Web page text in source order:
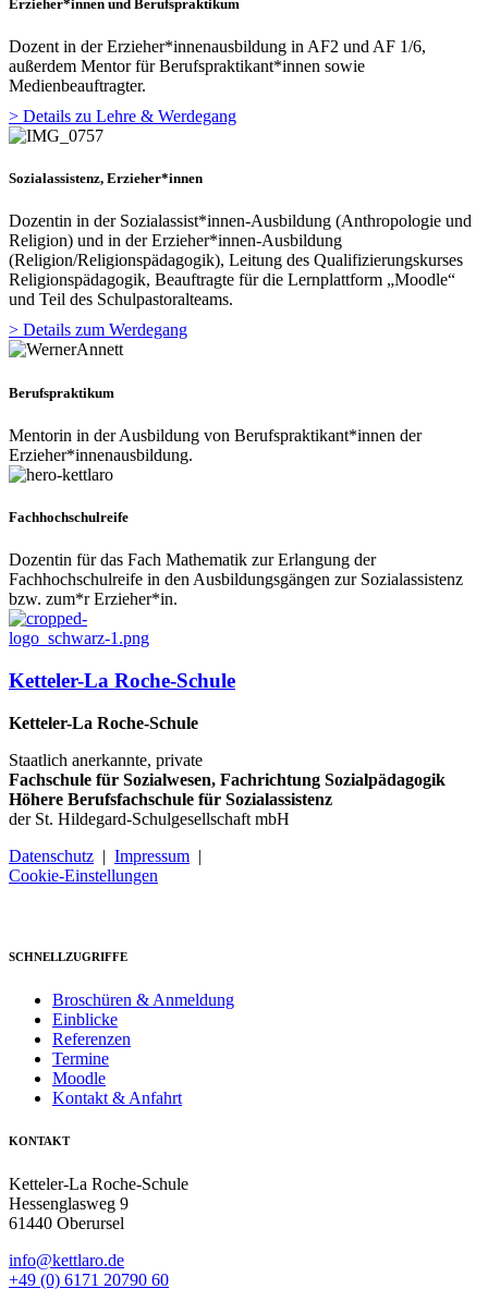
Erzieher*innen und Berufspraktikum
Dozent in der Erzieher*innenausbildung in AF2 und AF 1/6,
außerdem Mentor für Berufspraktikant*innen sowie
Medienbeauftragter.
> Details zu Lehre & Werdegang
Sozialassistenz, Erzieher*innen
Dozentin in der Sozialassist*innen-Ausbildung (Anthropologie und
Religion) und in der Erzieher*innen-Ausbildung
(Religion/Religionspädagogik), Leitung des Qualifizierungskurses
Religionspädagogik, Beauftragte für die Lernplattform „Moodle“
und Teil des Schulpastoralteams.
> Details zum Werdegang
Berufspraktikum
Mentorin in der Ausbildung von Berufspraktikant*innen der
Erzieher*innenausbildung.
Fachhochschulreife
Dozentin für das Fach Mathematik zur Erlangung der
Fachhochschulreife in den Ausbildungsgängen zur Sozialassistenz
bzw. zum*r Erzieher*in.
Ketteler-La Roche-Schule
Ketteler-La Roche-Schule
Staatlich anerkannte, private
Fachschule für Sozialwesen, Fachrichtung Sozialpädagogik
Höhere Berufsfachschule für Sozialassistenz
der St. Hildegard-Schulgesellschaft mbH
Datenschutz | Impressum |
Cookie-Einstellungen
SCHNELLZUGRIFFE
Broschüren & Anmeldung
Einblicke
Referenzen
Termine
Moodle
Kontakt & Anfahrt
KONTAKT
Ketteler-La Roche-Schule
Hessenglasweg 9
61440 Oberursel
info@kettlaro.de
+49 (0) 6171 20790 60